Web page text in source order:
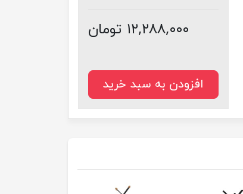
۱۲,۲۸۸,۰۰۰ تومان
افزودن به سبد خرید